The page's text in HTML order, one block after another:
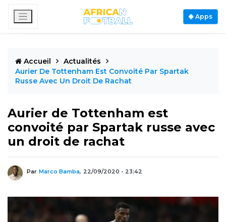
Apps
Accueil
Actualités
Aurier De Tottenham Est Convoité Par Spartak
Russe Avec Un Droit De Rachat
Aurier de Tottenham est
convoité par Spartak russe avec
un droit de rachat
Par Marco Bamba, 22/09/2020 - 23:42